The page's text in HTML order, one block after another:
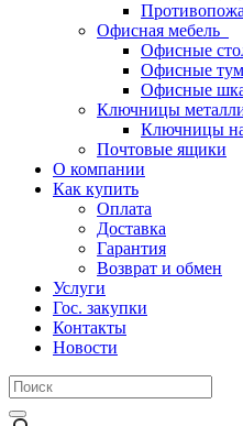
Офисная мебель
Офисные
Офисные
Офисные
Ключницы
Ключницы
Почтовые ящики
О компании
Как купить
Оплата
Доставка
Гарантия
Возврат и обмен
Услуги
Гос. закупки
Контакты
Новости